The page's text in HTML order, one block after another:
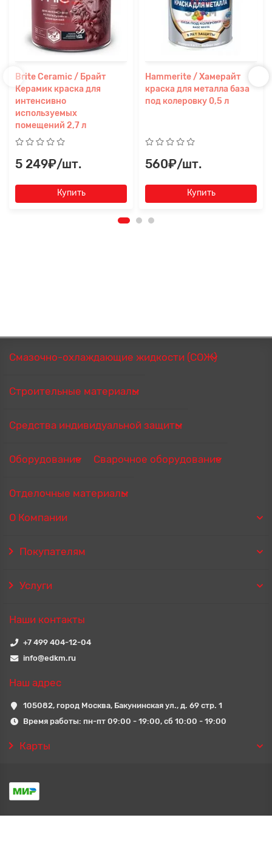
Brite Ceramic / Брайт
Керамик краска для
интенсивно
используемых
помещений 2,7 л
5 249₽/шт.
Купить
Hammerite / Хамерайт
краска для металла база
под колеровку 0,5 л
560₽/шт.
Купить
Смазочно-охлаждающие жидкости (СОЖ)
Строительные материалы
Средства индивидуальной защиты
Оборудование Сварочное оборудование
Отделочные материалы
О Компании
Покупателям
Услуги
Наши контакты
+7 499 404-12-04
info@edkm.ru
Наш адрес
105082, город Москва, Бакунинская ул., д. 69 стр. 1
Время работы: пн-пт 09:00 - 19:00, сб 10:00 - 19:00
Карты